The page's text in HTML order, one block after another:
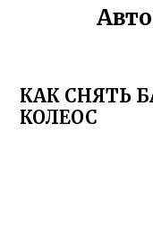
КАК СНЯТЬ
КОЛЕОС